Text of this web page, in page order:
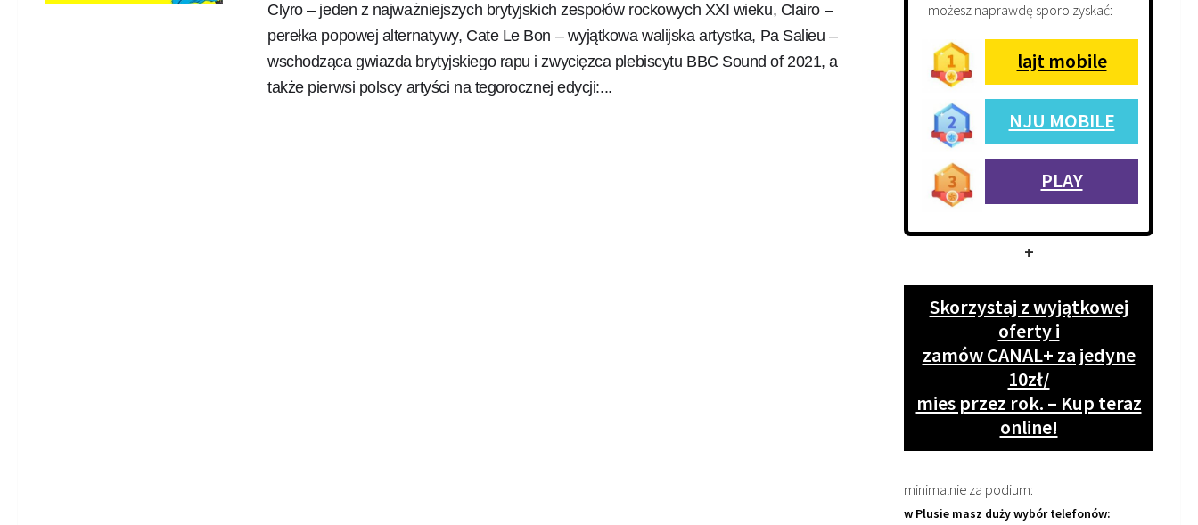
Clyro – jeden z najważniejszych brytyjskich zespołów rockowych XXI wieku, Clairo –
perełka popowej alternatywy, Cate Le Bon – wyjątkowa walijska artystka, Pa Salieu –
wschodząca gwiazda brytyjskiego rapu i zwycięzca plebiscytu BBC Sound of 2021, a
także pierwsi polscy artyści na tegorocznej edycji:...
możesz naprawdę sporo zyskać:
lajt mobile
NJU MOBILE
PLAY
+
Skorzystaj z wyjątkowej
oferty i
zamów CANAL+ za jedyne
10zł/
mies przez rok. – Kup teraz
online!
minimalnie za podium:
w Plusie masz duży wybór telefonów: